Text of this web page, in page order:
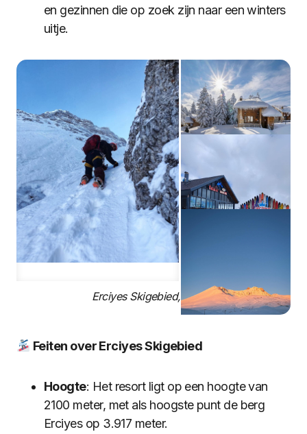
en gezinnen die op zoek zijn naar een winters
uitje.
Erciyes Skigebied, Turkije
Feiten over Erciyes Skigebied
Hoogte: Het resort ligt op een hoogte van
2100 meter, met als hoogste punt de berg
Erciyes op 3.917 meter.